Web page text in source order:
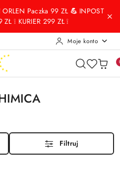
ORLEN Paczka 99 ZŁ💪 INPOST
❕ KURIER 299 ZŁ ❕
Moje konto
Filtruj